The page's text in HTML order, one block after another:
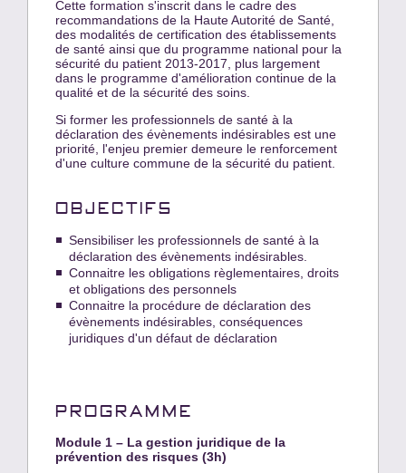
Cette formation s'inscrit dans le cadre des
recommandations de la Haute Autorité de Santé,
des modalités de certification des établissements
de santé ainsi que du programme national pour la
sécurité du patient 2013-2017, plus largement
dans le programme d'amélioration continue de la
qualité et de la sécurité des soins.
Si former les professionnels de santé à la
déclaration des évènements indésirables est une
priorité, l'enjeu premier demeure le renforcement
d'une culture commune de la sécurité du patient.
OBJECTIFS
Sensibiliser les professionnels de santé à la
déclaration des évènements indésirables.
Connaitre les obligations règlementaires, droits
et obligations des personnels
Connaitre la procédure de déclaration des
évènements indésirables, conséquences
juridiques d'un défaut de déclaration
PROGRAMME
Module 1 – La gestion juridique de la
prévention des risques (3h)